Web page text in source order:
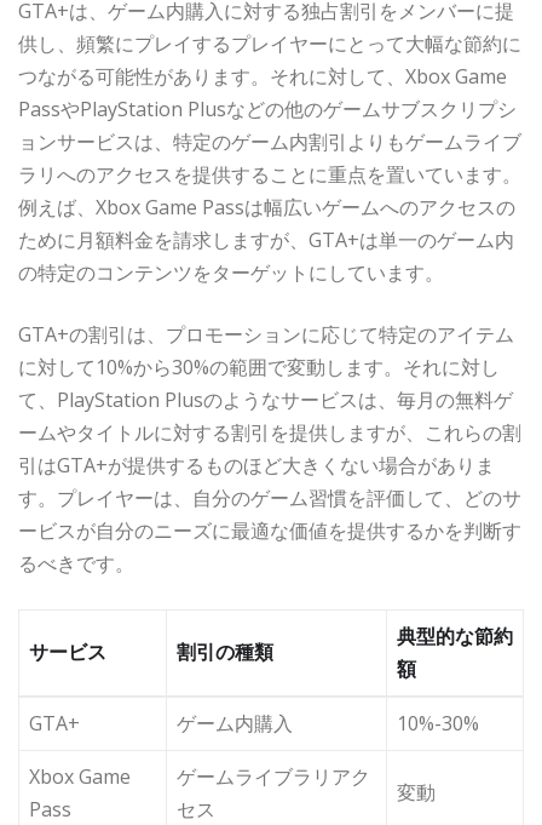
GTA+は、ゲーム内購入に対する独占割引をメンバーに提
供し、頻繁にプレイするプレイヤーにとって大幅な節約に
つながる可能性があります。それに対して、Xbox Game
PassやPlayStation Plusなどの他のゲームサブスクリプシ
ョンサービスは、特定のゲーム内割引よりもゲームライブ
ラリへのアクセスを提供することに重点を置いています。
例えば、Xbox Game Passは幅広いゲームへのアクセスの
ために月額料金を請求しますが、GTA+は単一のゲーム内
の特定のコンテンツをターゲットにしています。
GTA+の割引は、プロモーションに応じて特定のアイテム
に対して10%から30%の範囲で変動します。それに対し
て、PlayStation Plusのようなサービスは、毎月の無料ゲ
ームやタイトルに対する割引を提供しますが、これらの割
引はGTA+が提供するものほど大きくない場合がありま
す。プレイヤーは、自分のゲーム習慣を評価して、どのサ
ービスが自分のニーズに最適な価値を提供するかを判断す
るべきです。
サービス 割引の種類
典型的な節約
額
GTA+ ゲーム内購入
10%-30%
Xbox Game
Pass
ゲームライブラリアク
セス
変動